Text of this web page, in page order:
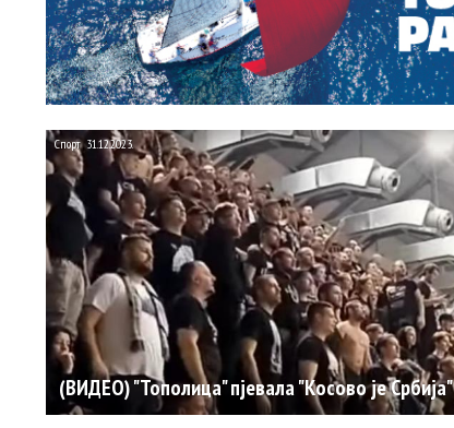
(ВИДЕО) "Тополица" пјевала "Косово је Србија"
Спорт 31.12.2023.